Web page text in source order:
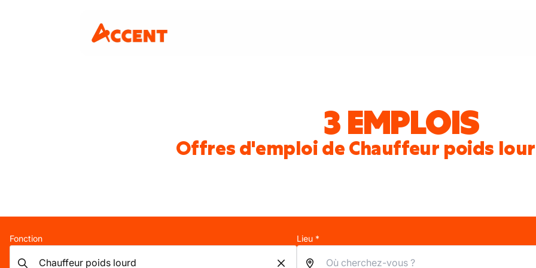
3 EMPLOIS
Offres d'emploi de Chauffeur poids
Fonction Lieu *